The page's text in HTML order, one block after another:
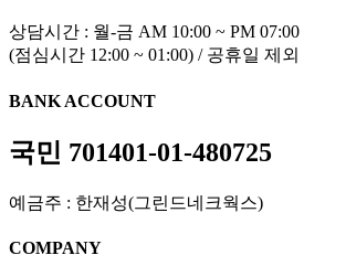
상담시간 : 월-금 AM 10:00 ~ PM 07:00
(점심시간 12:00 ~ 01:00) / 공휴일 제외
BANK ACCOUNT
국민 701401-01-480725
예금주 : 한재성(그린드네크웍스)
COMPANY